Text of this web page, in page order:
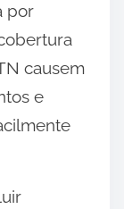
por
causem
e